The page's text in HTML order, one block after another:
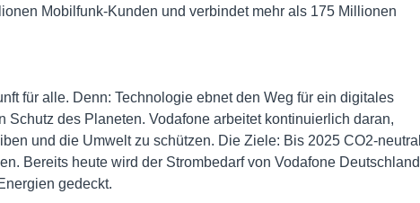
Mobilfunk-Kunden und verbindet mehr als 175 Millionen
für alle. Denn: Technologie ebnet den Weg für ein digitales
Schutz des Planeten. Vodafone arbeitet kontinuierlich daran,
und die Umwelt zu schützen. Die Ziele: Bis 2025 CO2-neutral
Bereits heute wird der Strombedarf von Vodafone Deutschland
gedeckt.